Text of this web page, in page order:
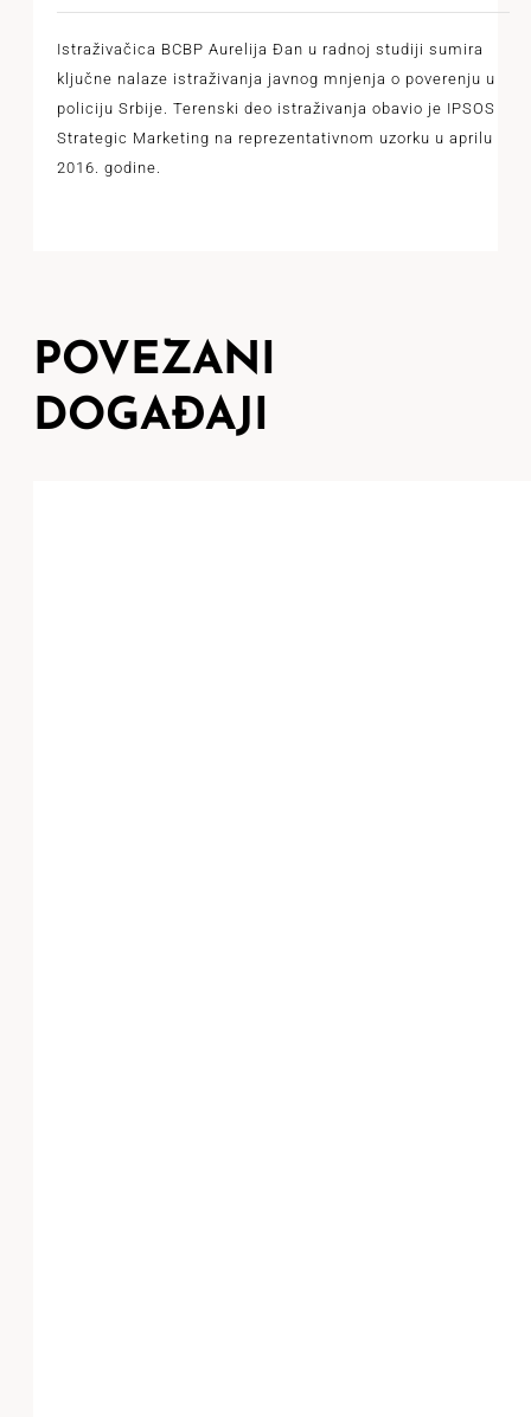
Istraživačica BCBP Aurelija Đan u radnoj studiji sumira
ključne nalaze istraživanja javnog mnjenja o poverenju u
policiju Srbije. Terenski deo istraživanja obavio je IPSOS
Strategic Marketing na reprezentativnom uzorku u aprilu
2016. godine.
POVEZANI
DOGAĐAJI